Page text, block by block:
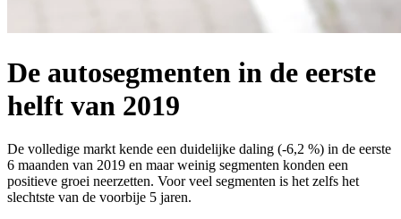
De autosegmenten in de eerste
helft van 2019
De volledige markt kende een duidelijke daling (-6,2 %) in de eerste
6 maanden van 2019 en maar weinig segmenten konden een
positieve groei neerzetten. Voor veel segmenten is het zelfs het
slechtste van de voorbije 5 jaren.